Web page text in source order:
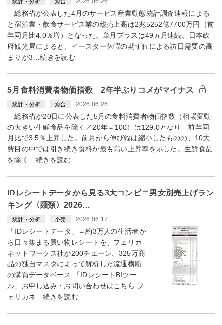
統計・分析 総合 2026.06.26
総務省が公表した4月のサービス産業動態統計調査速報による
と宿泊業・飲食サービス業の総売上高は2兆5252億7700万円（前
年同月比4.0％増）となった。単月プラスは49ヵ月連続。日本政
府観光局によると、イースター休暇の期ずれによる訪日需要の高
まりが3…続きを読む
5月食料消費者物価指数 2年半ぶりコメがマイナス
統計・分析 総合 2026.06.26
総務省が20日に公表した5月の食料消費者物価指数（相場変動
の大きい生鮮食品を除く／20年＝100）は129.0となり、前年同
月比で3.5％上昇した。前月から伸び幅は縮小したものの、10大
費目の中では引き続き食料が最も高い上昇率を示した。生鮮食品
を除く…続きを読む
IDレシートデータから見る3大コンビニ男女別売上げラン
キング〈麺類〉2026…
統計・分析 小売 2026.06.17
「IDレシートデータ」＝約3万人の生活者か
ら日々集まる買い物レシートを、フェリカ
ネットワークス社が200チェーン、325万商
品の独自マスタによって解析した流通横断
の購買データベース 「IDレシートBIツー
ル」お申し込み・お問い合わせはこちら フ
ェリカネ…続きを読む